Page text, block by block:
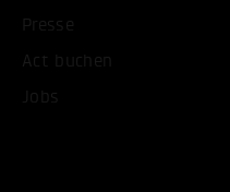
Presse
Act buchen
Jobs